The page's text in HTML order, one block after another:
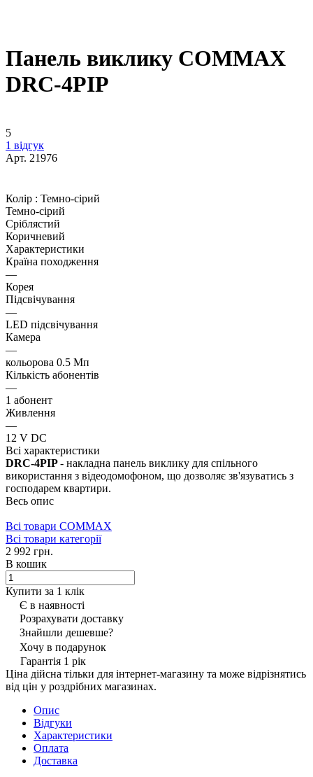
Панель виклику COMMAX
DRC-4PIP
5
1 відгук
Арт. 21976
Колір : Темно-сірий
Темно-сірий
Сріблястий
Коричневий
Характеристики
Країна походження
—
Корея
Підсвічування
—
LED підсвічування
Камера
—
кольорова 0.5 Мп
Кількість абонентів
—
1 абонент
Живлення
—
12 V DC
Всі характеристики
DRC-4PIP- накладна панель виклику для спільного
використання з відеодомофоном, що дозволяє зв'язуватись з
господарем квартири.
Весь опис
Всі товари COMMAX
Всі товари категорії
2 992 грн.
В кошик
Купити за 1 клiк
Є в наявності
Розрахувати доставку
Знайшли дешевше?
Хочу в подарунок
Гарантія 1 рік
Ціна дійсна тільки для інтернет-магазину та може відрізнятись
від цін у роздрібних магазинах.
Опис
Відгуки
Характеристики
Оплата
Доставка